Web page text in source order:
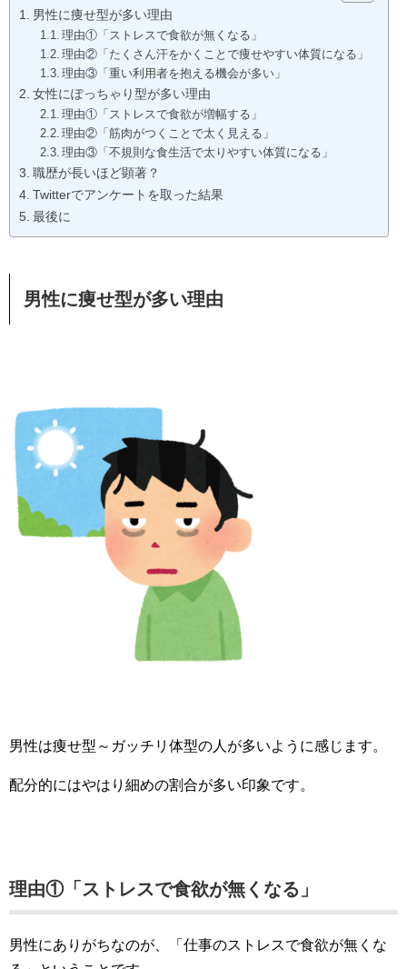
男性に痩せ型が多い理由
理由①「ストレスで食欲が無くなる」
理由②「たくさん汗をかくことで痩せやすい体質になる」
理由③「重い利用者を抱える機会が多い」
女性にぽっちゃり型が多い理由
理由①「ストレスで食欲が増幅する」
理由②「筋肉がつくことで太く見える」
理由③「不規則な食生活で太りやすい体質になる」
職歴が長いほど顕著？
Twitterでアンケートを取った結果
最後に
男性に痩せ型が多い理由
男性は痩せ型～ガッチリ体型の人が多いように感じます。
配分的にはやはり細めの割合が多い印象です。
理由①「ストレスで食欲が無くなる」
男性にありがちなのが、「仕事のストレスで食欲が無くな